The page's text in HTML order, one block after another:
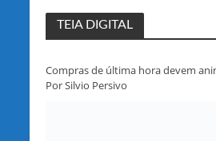
TEIA DIGITAL
Compras de última hora devem
Por Silvio Persivo